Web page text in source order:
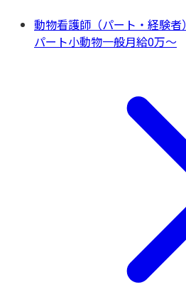
動物看護師（パート・経験者）
パート小動物一般月給0万〜